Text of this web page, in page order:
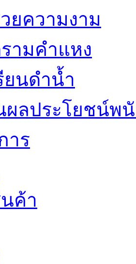
ยความงาม
ามคำแหง
ยนดำน้ำ
ลประโยชน์พ
าร
ค้า